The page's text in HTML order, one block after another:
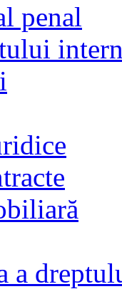
penal
a